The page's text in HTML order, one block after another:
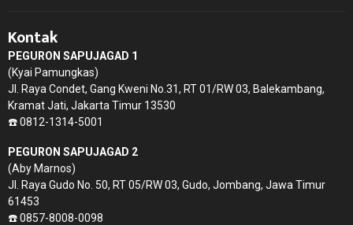
Kontak
PEGURON SAPUJAGAD 1
(Kyai Pamungkas)
Jl. Raya Condet, Gang Kweni No.31, RT 01/RW 03, Balekambang,
Kramat Jati, Jakarta Timur 13530
☎️ 0812-1314-5001
PEGURON SAPUJAGAD 2
(Aby Marnos)
Jl. Raya Gudo No. 50, RT 05/RW 03, Gudo, Jombang, Jawa Timur
61453
☎️ 0857-8008-0098